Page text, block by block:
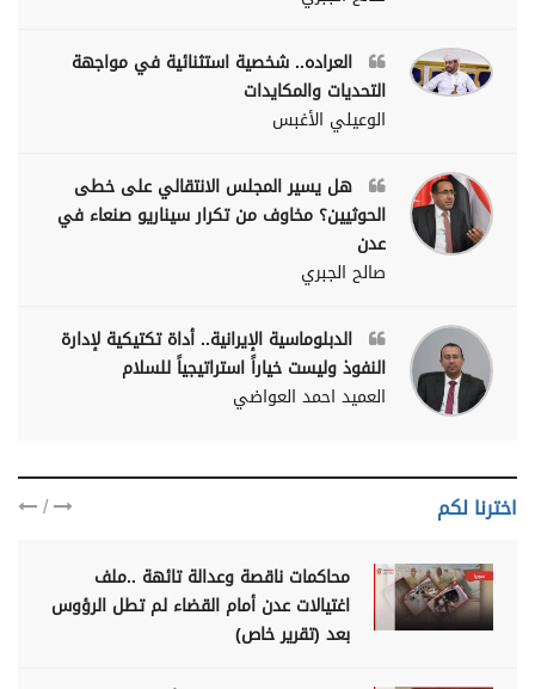
العراده.. شخصية استثنائية في مواجهة
التحديات والمكايدات
الوعيلي الأغبس
هل يسير المجلس الانتقالي على خطى
الحوثيين؟ مخاوف من تكرار سيناريو صنعاء في
عدن
صالح الجبري
الدبلوماسية الإيرانية.. أداة تكتيكية لإدارة
النفوذ وليست خياراً استراتيجياً للسلام
العميد احمد العواضي
اخترنا لكم /
محاكمات ناقصة وعدالة تائهة ..ملف
اغتيالات عدن أمام القضاء لم تطل الرؤوس
بعد (تقرير خاص)